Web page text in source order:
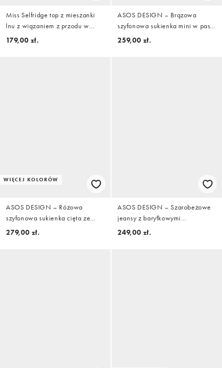
Miss Selfridge top z mieszanki
lnu z wiązaniem z przodu w
kolorze raspberry
179,00 zł.
ASOS DESIGN – Brązowa
szyfonowa sukienka mini w paski
z obniżoną talią i dołem typu
259,00 zł.
WIĘCEJ KOLORÓW
ASOS DESIGN – Różowa
szyfonowa sukienka cięta ze
skosu maxi w kratę z godetami
279,00 zł.
ASOS DESIGN – Szarobeżowe
jeansy z baryłkowymi
nogawkami i ozdobnymi szwami
249,00 zł.